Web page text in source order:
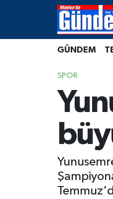
GÜNDEM
SPOR
Manisa Hava Durumu
Süper Lig Puan
Tüm Manşetler
Son Dakika Haberleri
Haber Arşivi